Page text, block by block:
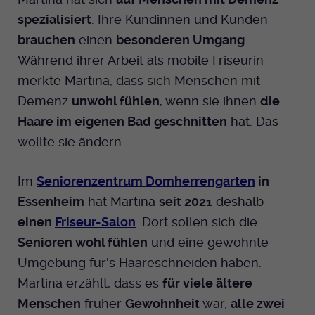
spezialisiert . Ihre Kundinnen und Kunden
brauchen einen besonderen Umgang
Während ihrer Arbeit als mobile Friseurin
merkte Martina, dass sich Menschen mit
Demenz unwohl fühlen, wenn sie ihnen die
Haare im eigenen Bad geschnitten hat. Das
wollte sie ändern.
Im Seniorenzentrum Domherrengarten in
Essenheim hat Martina seit 2021 deshalb
einen Friseur-Salon . Dort sollen sich die
Senioren wohl fühlen und eine gewohnte
Umgebung für's Haareschneiden haben.
Martina erzählt, dass es für viele ältere
Menschen früher Gewohnheitwar, alle zwei
Anbieter EKHN
Laufzeit
Bei Ausahl nur essentieller Cookies wird
dieser Cookie am Ende der Sitzung
gelöscht. Ansonsten 1 Monat.
Zweck
Dient zur Speicherung der Cookie Opt-In
Einstellungen. Eine optionale Nummer